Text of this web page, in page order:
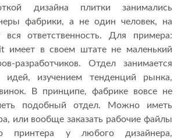
дизайна плитки занимались
фабрики, а не один человек, на
ответственность. Для примера:
имеет в своем штате не маленький
разработчиков. Отдел занимается
идей, изучением тенденций рынка,
В принципе, фабрике вовсе не
подобный отдел. Можно иметь
или вообще заказать рабочие файлы
принтера у любого дизайнера,